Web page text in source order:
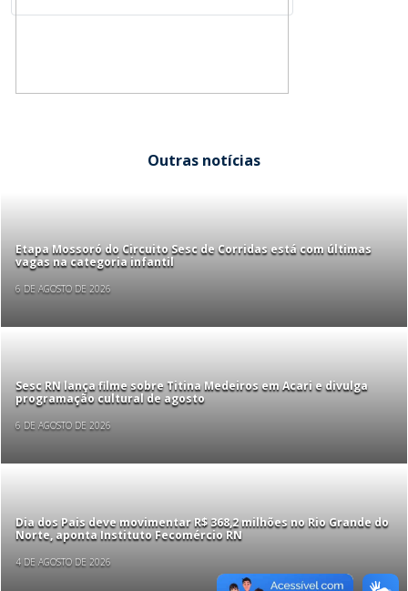
Outras notícias
Etapa Mossoró do Circuito Sesc de Corridas está com últimas
vagas na categoria infantil
6 DE AGOSTO DE 2026
Sesc RN lança filme sobre Titina Medeiros em Acari e divulga
programação cultural de agosto
6 DE AGOSTO DE 2026
Dia dos Pais deve movimentar R$ 368,2 milhões no Rio Grande do
Norte, aponta Instituto Fecomércio RN
4 DE AGOSTO DE 2026